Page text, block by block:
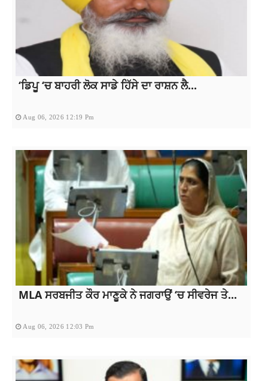
‘ਡਿਪੂ ‘ਚ ਬਾਹਰੀ ਲੋਕ ਸਾਡੇ ਹਿੱਸੇ ਦਾ ਰਾਸ਼ਨ ਲੈ...
Aug 06, 2026 12:19 Pm
MLA ਸਰਬਜੀਤ ਕੌਰ ਮਾਣੂਕੇ ਨੇ ਜਗਰਾਉਂ ‘ਚ ਸੀਵਰੇਜ ਤੇ...
Aug 06, 2026 12:03 Pm